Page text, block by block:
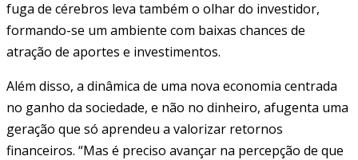
fuga de cérebros leva também o olhar do investidor,
formando-se um ambiente com baixas chances de
atração de aportes e investimentos.
Além disso, a dinâmica de uma nova economia centrada
no ganho da sociedade, e não no dinheiro, afugenta uma
geração que só aprendeu a valorizar retornos
financeiros. “Mas é preciso avançar na percepção de que